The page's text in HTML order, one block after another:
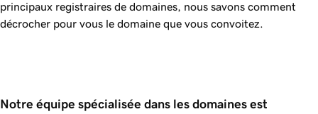
principaux registraires de domaines, nous savons comment
décrocher pour vous le domaine que vous convoitez.
Notre équipe spécialisée dans les domaines est